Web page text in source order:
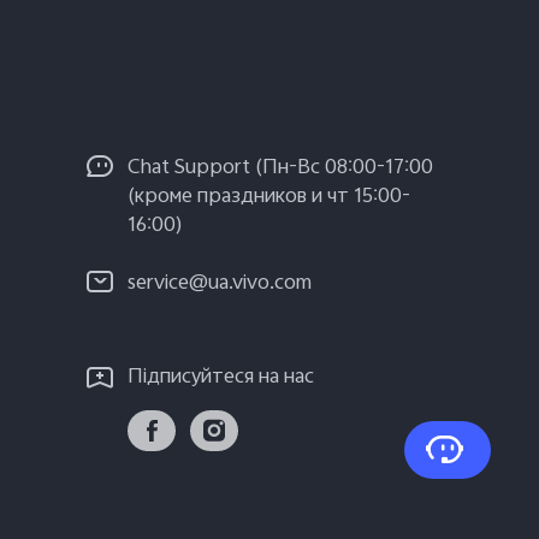
Chat Support (Пн-Вс 08:00-17:00
(кроме праздников и чт 15:00-
16:00)
service@ua.vivo.com
Підписуйтеся на нас